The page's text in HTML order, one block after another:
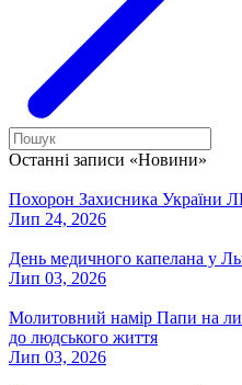
Останні записи «Новини»
Похорон Захисника України
Лип 24, 2026
День медичного капелана у
Лип 03, 2026
Молитовний намір Папи на
до людського життя
Лип 03, 2026